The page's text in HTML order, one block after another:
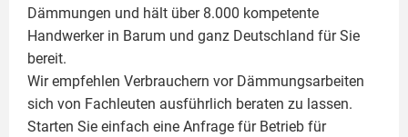
Dämmungen und hält über 8.000 kompetente
Handwerker in Barum und ganz Deutschland für Sie
bereit.
Wir empfehlen Verbrauchern vor Dämmungsarbeiten
sich von Fachleuten ausführlich beraten zu lassen.
Starten Sie einfach eine Anfrage für Betrieb für